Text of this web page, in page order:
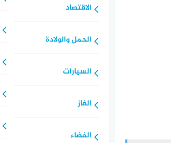
الاقتصاد
الحمل والولادة
السيارات
الغاز
الفضاء